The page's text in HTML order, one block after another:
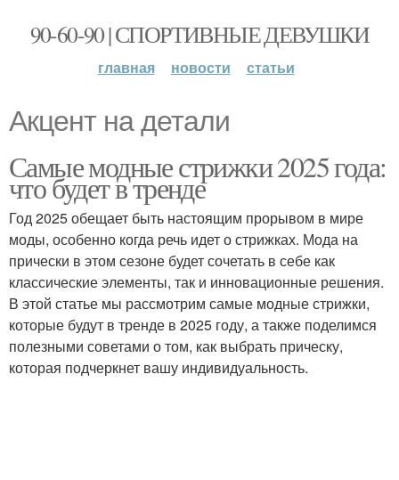
90-60-90 | СПОРТИВНЫЕ ДЕВУШКИ
главная новости статьи
Акцент на детали
Самые модные стрижки 2025 года:
что будет в тренде
Год 2025 обещает быть настоящим прорывом в мире
моды, особенно когда речь идет о стрижках. Мода на
прически в этом сезоне будет сочетать в себе как
классические элементы, так и инновационные решения.
В этой статье мы рассмотрим самые модные стрижки,
которые будут в тренде в 2025 году, а также поделимся
полезными советами о том, как выбрать прическу,
которая подчеркнет вашу индивидуальность.